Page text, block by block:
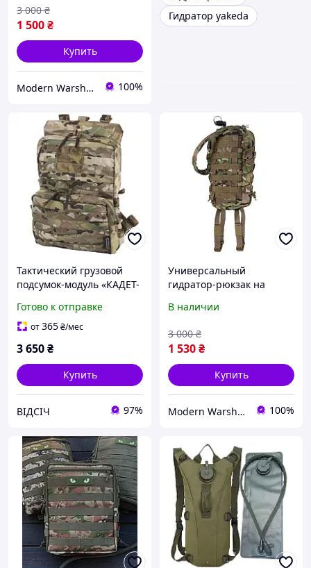
1 500₴
3 000 ₴
Купить
Modern Warshop 100%
Гидратор yakeda
Тактический грузовой
подсумок-модуль «КАДЕТ-
армейский утилитарный
подсумок MOLLE для
Готово к отправке
от365₴/мес
3 650₴
Купить
ВІДСІЧ 97%
Универсальный
гидратор-рюкзак на
В наличии
1 530₴
3 000 ₴
Купить
Modern Warshop 100%